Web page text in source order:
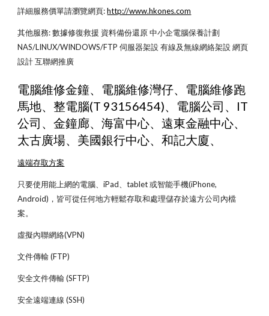
詳細服務價單請瀏覽網頁: http://www.hkones.com
其他服務: 數據修復救援 資料備份還原 中小企電腦保養計劃
NAS/LINUX/WINDOWS/FTP 伺服器架設 有線及無線網絡架設 網頁
設計 互聯網推廣
電腦維修金鐘、電腦維修灣仔、電腦維修跑
馬地、整電腦(T 93156454)、電腦公司、IT
公司、金鐘廊、海富中心、遠東金融中心、
太古廣場、美國銀行中心、和記大廈、
遠端存取方案
只要使用能上網的電腦、iPad、tablet 或智能手機(iPhone,
Android)，皆可從任何地方輕鬆存取和處理儲存於遠方公司內檔
案。
虛擬內聯網絡(VPN)
文件傳輸 (FTP)
安全文件傳輸 (SFTP)
安全遠端連線 (SSH)